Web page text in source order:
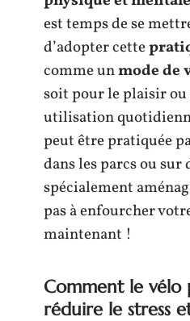
est temps de se
d’adopter cette
comme unmode de
soit pour le plaisir
utilisation
peut être pratiquée
dans les parcs ou sur
spécialement
pas à enfourcher
maintenant !
Comment le vélo
réduire le stress